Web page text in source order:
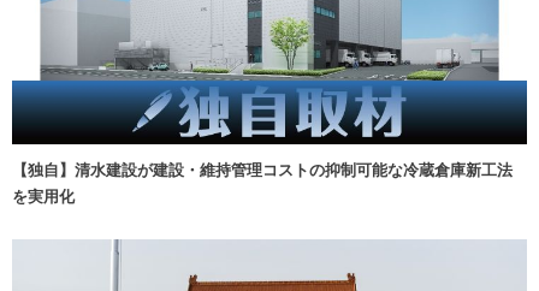
【独自】清水建設が建設・維持管理コストの抑制可能な冷蔵倉庫新工法
を実用化